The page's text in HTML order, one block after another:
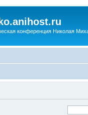
конференция Николая